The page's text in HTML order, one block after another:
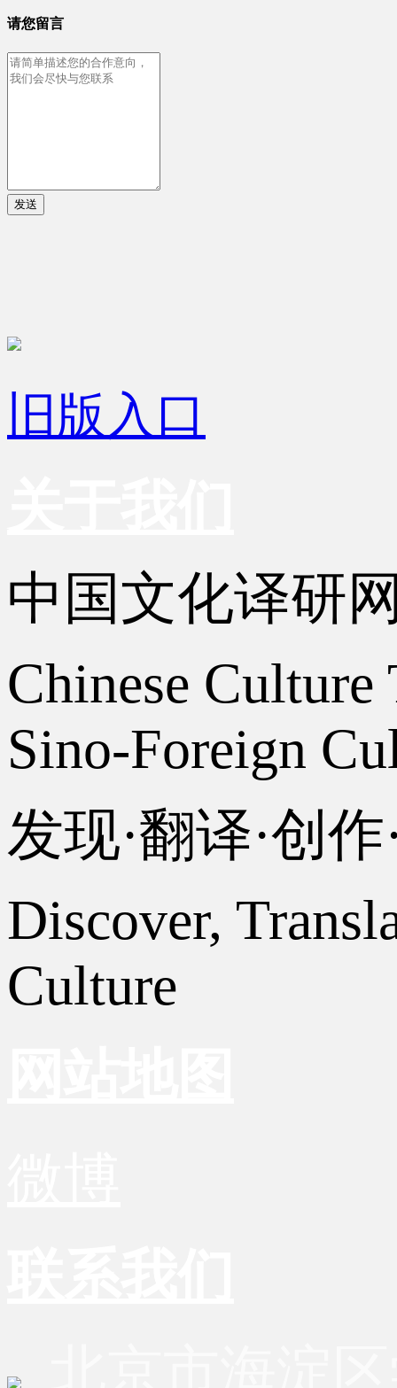
请您留言
发送
旧版入口
中国文化译研
Chinese
Sino-Foreign
发现·翻译·创
Discover,
Culture